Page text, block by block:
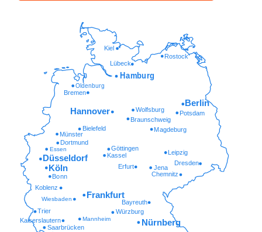
Saarbrücken
Kaiserslautern Mannheim
Würzburg
Trier
Wiesbaden Bayreuth
Koblenz
Chemnitz
Bonn
Erfurt Jena
Dresden
Kassel
Göttingen
Essen
Dortmund
Münster
Magdeburg
Bielefeld
Braunschweig
Potsdam
Wolfsburg
Oldenburg
Lübeck
Rostock
Kiel
Nürnberg
Frankfurt
Köln
Düsseldorf
Leipzig
Hannover
Berlin
Bremen
Hamburg